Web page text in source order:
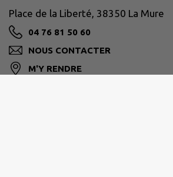
Place de la Liberté, 38350 La Mure
04 76 81 50 60
NOUS CONTACTER
M'Y RENDRE